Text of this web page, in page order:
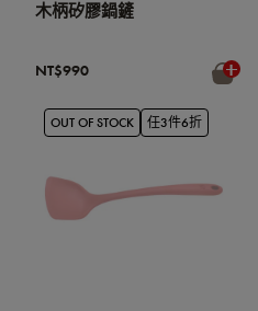
木柄矽膠鍋鏟
NT$990
OUT OF STOCK 任3件6折